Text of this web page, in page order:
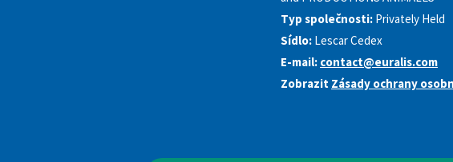
Typ společnosti: Privately Held
Sídlo: Lescar Cedex
E-mail: contact@euralis.com
Zobrazit Zásady ochrany